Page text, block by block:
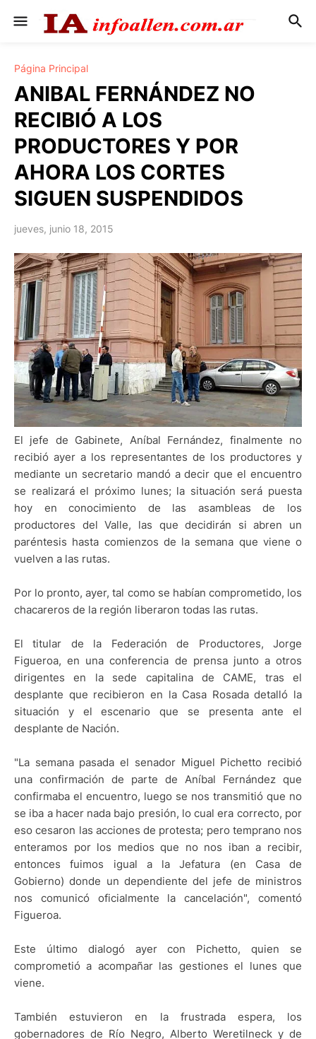
Página Principal
ANIBAL FERNÁNDEZ NO
RECIBIÓ A LOS
PRODUCTORES Y POR
AHORA LOS CORTES
SIGUEN SUSPENDIDOS
jueves, junio 18, 2015
El jefe de Gabinete, Aníbal Fernández, finalmente no
recibió ayer a los representantes de los productores y
mediante un secretario mandó a decir que el encuentro
se realizará el próximo lunes; la situación será puesta
hoy en conocimiento de las asambleas de los
productores del Valle, las que decidirán si abren un
paréntesis hasta comienzos de la semana que viene o
vuelven a las rutas.
Por lo pronto, ayer, tal como se habían comprometido, los
chacareros de la región liberaron todas las rutas.
El titular de la Federación de Productores, Jorge
Figueroa, en una conferencia de prensa junto a otros
dirigentes en la sede capitalina de CAME, tras el
desplante que recibieron en la Casa Rosada detalló la
situación y el escenario que se presenta ante el
desplante de Nación.
"La semana pasada el senador Miguel Pichetto recibió
una confirmación de parte de Aníbal Fernández que
confirmaba el encuentro, luego se nos transmitió que no
se iba a hacer nada bajo presión, lo cual era correcto, por
eso cesaron las acciones de protesta; pero temprano nos
enteramos por los medios que no nos iban a recibir,
entonces fuimos igual a la Jefatura (en Casa de
Gobierno) donde un dependiente del jefe de ministros
nos comunicó oficialmente la cancelación", comentó
Figueroa.
Este último dialogó ayer con Pichetto, quien se
comprometió a acompañar las gestiones el lunes que
viene.
También estuvieron en la frustrada espera, los
gobernadores de Río Negro, Alberto Weretilneck y de